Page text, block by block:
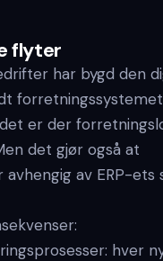
flyter
har bygd den
er der
det gjør også at
av ERP-ets
hver